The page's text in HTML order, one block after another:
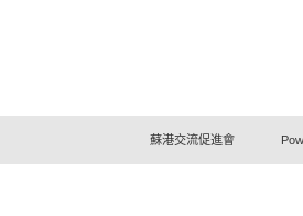
蘇港交流促進會